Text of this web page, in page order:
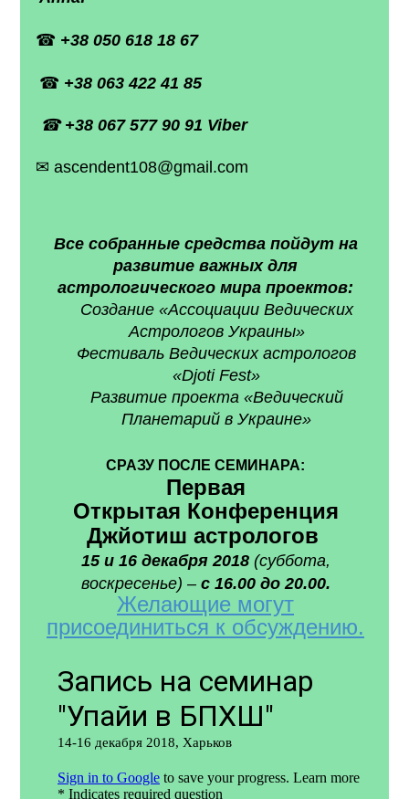
☎ +38 050 618 18 67
☎ +38 063 422 41 85
☎ +38 067 57790 91 Viber
✉ ascendent108@gmail.com
Все собранные средства пойдут на
развитие важных для
астрологического мира проектов:
Создание «Ассоциации Ведических
Астрологов Украины»
Фестиваль Ведических астрологов
«Djoti Fest»
Развитие проекта «Ведический
Планетарий в Украине»
СРАЗУ ПОСЛЕ СЕМИНАРА:
Первая
Открытая Конференция
Джйотиш астрологов
15 и 16 декабря 2018(суббота,
воскресенье) – с 16.00 до 20.00.
Желающие могут
присоединиться к обсуждению.